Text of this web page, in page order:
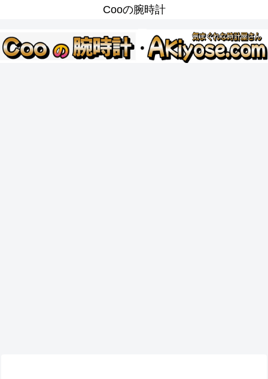
Cooの腕時計